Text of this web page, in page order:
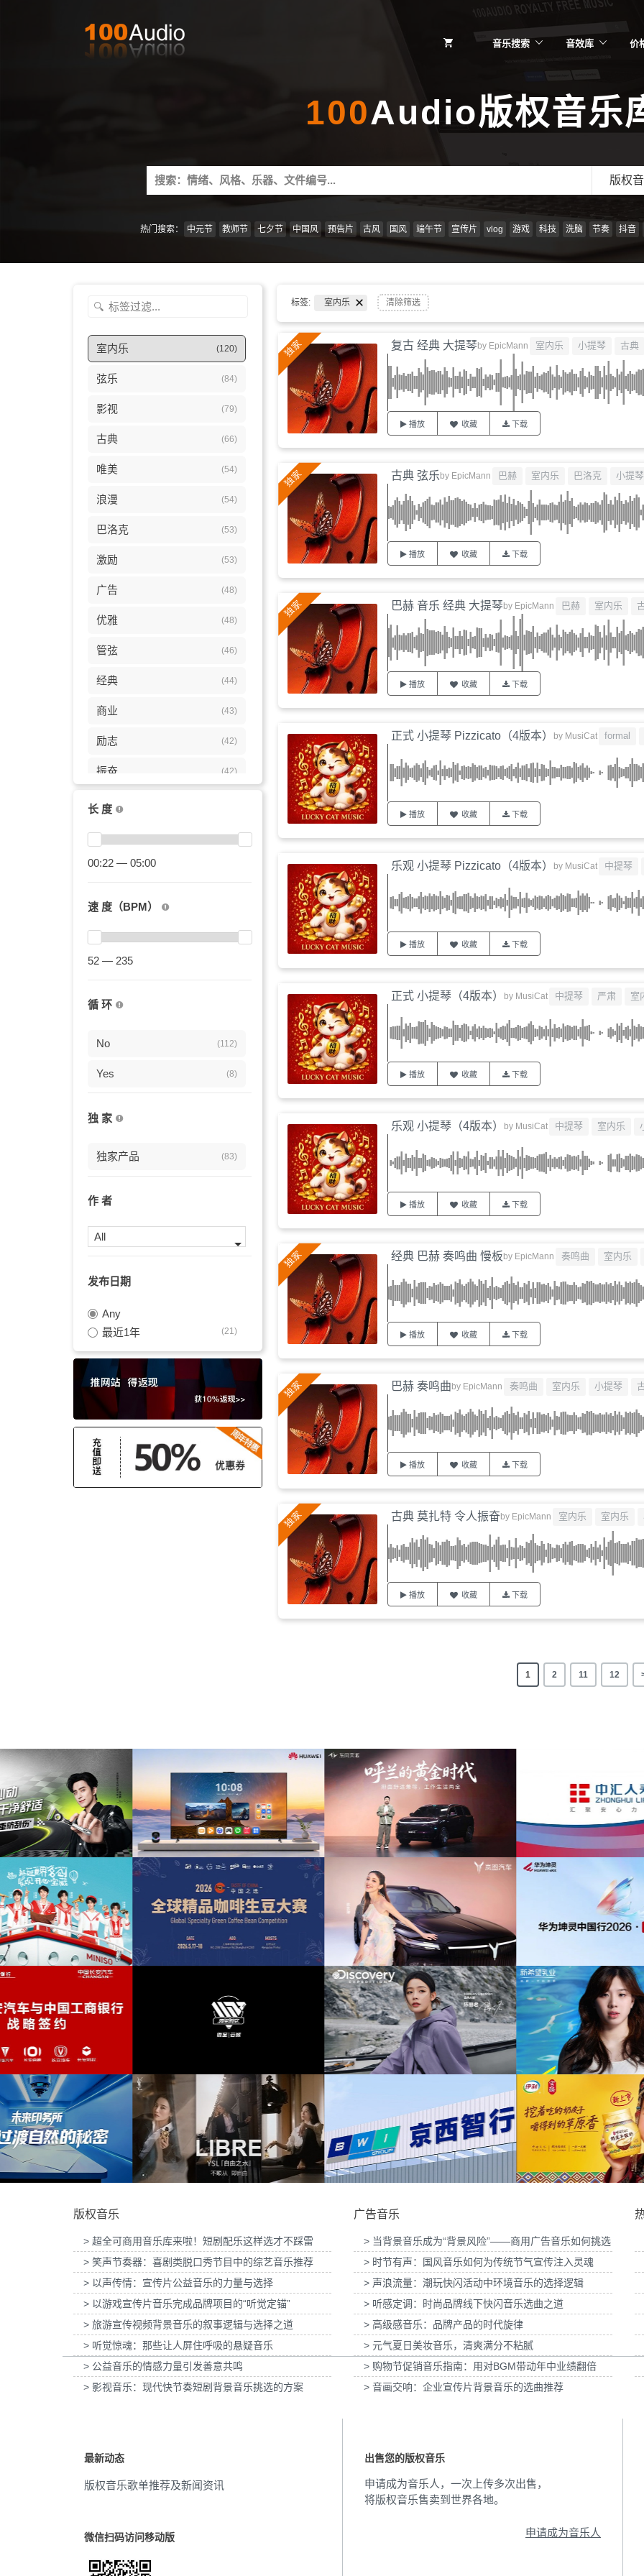
音乐搜索 音效库 价
100Audio版权音乐
Search
for:
版权
热门搜索： 中元节 教师节 七夕节 中国风 预告片 古风 国风 端午节 宣传片 vlog 游戏 科技 洗脑 节奏 抖音
室内乐 (120)
弦乐 (84)
影视 (79)
古典 (66)
唯美 (54)
浪漫 (54)
巴洛克 (53)
激励 (53)
广告 (48)
优雅 (48)
管弦 (46)
经典 (44)
商业 (43)
励志 (42)
振奋 (42)
正能量
活力
古典
快乐
优美 (20)
大提琴 (18)
欧洲 (16)
预告片
背景 (13)
安静
室内乐
影片 (12)
羽管键琴 (12)
平静 (11)
纪录片 (11)
动力 (8)
弹拨 (8)
中提琴 (8)
(7)
音乐会 (7)
史诗 (7)
灵感
鼓舞 (7)
(7)
婚礼 (7)
古董 (6)
芭蕾 (6)
圣诞
精美 (6)
梦幻 (6)
情感 (6)
紧张 (6)
爱情 (6)
典雅
忧伤
长 度
00:22 — 05:00
速 度（BPM）
52 — 235
循 环
No (112)
Yes (8)
独 家
独家产品 (83)
作 者
All
发布日期
Any
最近1年
(21)
标签: 室内乐 清除筛选
复古 经典 大提琴by EpicMann 室内乐 小提琴 古典
播放 收藏 下载
古典 弦乐by EpicMann 巴赫 室内乐 巴洛克 小提琴
播放 收藏 下载
巴赫 音乐 经典 大提琴by EpicMann 巴赫 室内乐
播放 收藏 下载
正式 小提琴 Pizzicato（4版本） by MusiCat formal
播放 收藏 下载
乐观 小提琴 Pizzicato（4版本） by MusiCat 中提琴
播放 收藏 下载
正式 小提琴（4版本） by MusiCat 中提琴 严肃 室
播放 收藏 下载
乐观 小提琴（4版本） by MusiCat 中提琴 室内乐
播放 收藏 下载
经典 巴赫 奏鸣曲 慢板by EpicMann 奏鸣曲 室内乐
播放 收藏 下载
巴赫 奏鸣曲by EpicMann 奏鸣曲 室内乐 小提琴
播放 收藏 下载
古典 莫扎特 令人振奋by EpicMann 室内乐 室内乐
播放 收藏 下载
1 2 11 12
为智慧屏Mate TV鸿蒙智家发布会提供音
乐版权
为东风奕派M8上市发布会项目提供音乐版权 为中汇人寿三周年宣传项目提供音乐版权
中国之选”全球精品咖啡生豆大赛提供
音乐版权
为岚图泰山X8上市发布会互动项目提供音乐
为华为中国行2026山东站传播项目提供音乐
版权
为光明优加x上海
目提
至航空科技公司产品宣传项目提供音乐版
权
为Discovery expedition北京店铺活动提供音
乐版权
为新希望乳业唐钱婷品牌代言项目提供音乐版
为大众汽车ID与
欧莱雅-YSL LIBRE「自由之水」妇女节宣
传项目提供音乐版权
为张家口京西智行科技BWI媒体3D动画科普
项目提供音乐版权
为伊利宫酪中规格奶皮子酸奶TVC拍摄提供音
乐版权
为国泰海通证券上
版权音乐
> 超全可商用音乐库来啦！短剧配乐这样选才不踩雷
> 笑声节奏器：喜剧类脱口秀节目中的综艺音乐推荐
> 以声传情：宣传片公益音乐的力量与选择
> 以游戏宣传片音乐完成品牌项目的“听觉定锚”
> 旅游宣传视频背景音乐的叙事逻辑与选择之道
> 听觉惊魂：那些让人屏住呼吸的悬疑音乐
> 公益音乐的情感力量引发善意共鸣
> 影视音乐：现代快节奏短剧背景音乐挑选的方案
广告音乐
> 当背景音乐成为“背景风险”——商用广告音乐如何挑选
> 时节有声：国风音乐如何为传统节气宣传注入灵魂
> 声浪流量：潮玩快闪活动中环境音乐的选择逻辑
> 听感定调：时尚品牌线下快闪音乐选曲之道
> 高级感音乐：品牌产品的时代旋律
> 元气夏日美妆音乐，清爽满分不粘腻
> 购物节促销音乐指南：用对BGM带动年中业绩翻倍
> 音画交响：企业宣传片背景音乐的选曲推荐
最新动态
版权音乐歌单推荐及新闻资讯
微信扫码访问移动版
出售您的版权音乐
申请成为音乐人，一次上传多次出售，
将版权音乐售卖到世界各地。
申请成为音乐人